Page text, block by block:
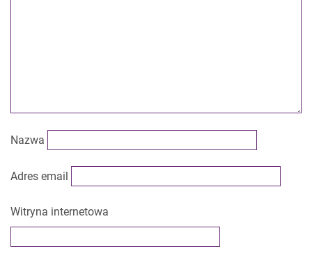
Nazwa
Adres email
Witryna internetowa